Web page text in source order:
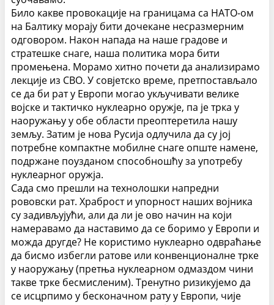
Било какве провокације на границама са НАТО-ом
на Балтику морају бити дочекане несразмерним
одговором. Након напада на наше градове и
стратешке снаге, наша политика мора бити
промењена. Морамо хитно почети да анализирамо
лекције из СВО. У совјетско време, претпостављало
се да би рат у Европи могао укључивати велике
војске и тактичко нуклеарно оружје, па је трка у
наоружању у обе области преоптеретила нашу
земљу. Затим је нова Русија одлучила да су јој
потребне компактне мобилне снаге опште намене,
подржане поузданом способношћу за употребу
нуклеарног оружја.
Сада смо прешли на технолошки напредни
рововски рат. Храброст и упорност наших војника
су задивљујући, али да ли је ово начин на који
намеравамо да наставимо да се боримо у Европи и
можда другде? Не користимо нуклеарно одвраћање
да бисмо избегли ратове или конвенционалне трке
у наоружању (претња нуклеарном одмаздом чини
такве трке бесмисленим). Тренутно ризикујемо да
се исцрпимо у бесконачном рату у Европи, чије